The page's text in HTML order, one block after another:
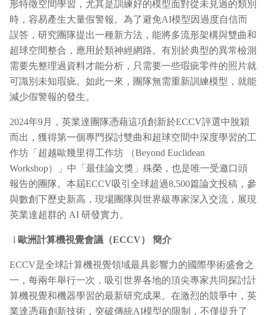
形特徵空間學習，尤其是訓練好的模型面對從未見過的類別
時，容易產生大量假警報。為了避免AI模型因過度自信而
誤答，研究團隊提出一種新方法，能將多流形架構與雙曲和
超球空間整合，應用於類神經網路。有別於典型的異常檢測
需要先整理過資料才能分析，只需要一些瑕疵零件的照片就
可識別未知瑕疵。如此一來，團隊無需重新訓練模型，就能
減少假警報的發生。
2024年9月，英業達團隊憑藉這項創新於ECCV評選中脫穎
而出，獲得第一個專門探討雙曲和超球空間中深度學習的工
作坊「超越歐幾里得工作坊 （Beyond Euclidean
Workshop）」中「最佳論文獎」殊榮，也是唯一受邀口頭
報告的團隊。本屆ECCV吸引全球超過8,500篇論文投稿，參
與數創下歷史新高，現場團隊與世界級專家深入交流，展現
英業達超群的 AI 研發實力。
l 歐洲計算機視覺會議（ECCV） 簡介
ECCV是全球計算機視覺領域最具影響力的國際學術盛會之
一，每兩年舉行一次，吸引世界各地的頂尖專家共同探討計
算機視覺和機器學習的最新研究成果。在激烈的競爭中，英
業達憑藉創新技術，突破傳統AI模型的限制，不僅提升了